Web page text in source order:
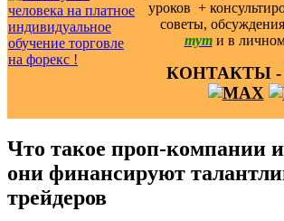
уроков ️ +
советы,
тут и в
КОНТАКТЫ -
Что такое проп-компании
они финансируют
трейдеров